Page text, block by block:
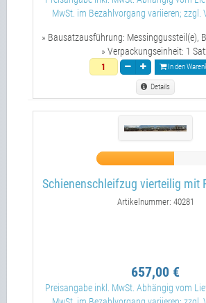
MwSt. im Bezahlvorgang variieren; zzgl.
» Bausatzausführung: Messinggussteil(e),
» Verpackungseinheit: 1
In den
Details
Schienenschleifzug vierteilig mit
Artikelnummer: 40281
657,00 €
Preisangabe inkl. MwSt. Abhängig vom